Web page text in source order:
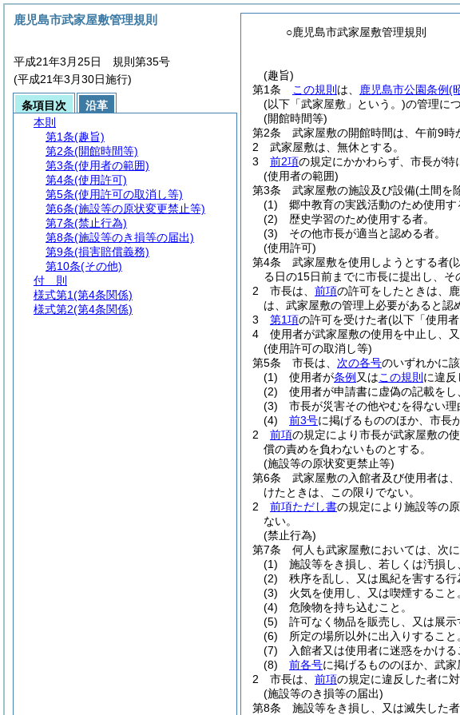
○鹿児島市武家屋敷管理規則
(趣旨)
第1条
この規則 は、 鹿児島市公園条例(
(以下「武家屋敷」という。)の管理に
(開館時間等)
第2条
武家屋敷の開館時間は、午前9時
2
武家屋敷は、無休とする。
3
前2項の規定にかかわらず、市長が特
(使用者の範囲)
第3条
武家屋敷の施設及び設備(土間を
(1)
郷中教育の実践活動のため使用す
(2)
歴史学習のため使用する者。
(3)
その他市長が適当と認める者。
(使用許可)
第4条
武家屋敷を使用しようとする者(
る日の15日前までに市長に提出し、そ
2
市長は、 前項の許可をしたときは、
は、武家屋敷の管理上必要があると認
3
第1項の許可を受けた者(以下「使用
4
使用者が武家屋敷の使用を中止し、
(使用許可の取消し等)
第5条
市長は、 次の各号のいずれかに
(1)
使用者が条例 又はこの規則 に違反
(2)
使用者が申請書に虚偽の記載を
(3)
市長が災害その他やむを得ない理
(4)
前3号に掲げるもののほか、市長
2
前項の規定により市長が武家屋敷の
償の責めを負わないものとする。
(施設等の原状変更禁止等)
第6条
武家屋敷の入館者及び使用者は
けたときは、この限りでない。
2
前項ただし書の規定により施設等の
ない。
(禁止行為)
第7条
何人も武家屋敷においては、次
(1)
施設等をき損し、若しくは汚損
(2)
秩序を乱し、又は風紀を害する行
(3)
火気を使用し、又は喫煙すること
(4)
危険物を持ち込むこと。
(5)
許可なく物品を販売し、又は展示
(6)
所定の場所以外に出入りすること
(7)
入館者又は使用者に迷惑をかける
(8)
前各号に掲げるもののほか、武
2
市長は、 前項の規定に違反した者に
(施設等のき損等の届出)
第8条
施設等をき損し、又は滅失した
鹿児島市武家屋敷管理規則
平成21年3月25日 規則第35号
(平成21年3月30日施行)
条項目次
沿革
本則
第1条(趣旨)
第2条(開館時間等)
第3条(使用者の範囲)
第4条(使用許可)
第5条(使用許可の取消し等)
第6条(施設等の原状変更禁止等)
第7条(禁止行為)
第8条(施設等のき損等の届出)
第9条(損害賠償義務)
第10条(その他)
付 則
様式第1(第4条関係)
様式第2(第4条関係)